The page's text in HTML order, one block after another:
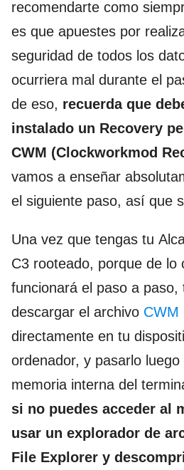
recomendarte como
es que apuestes por
seguridad de todos los
ocurriera mal durante el
de eso, recuerda que
instalado un Recovery
CWM (Clockworkmod
vamos a enseñar
el siguiente paso, así que
Una vez que tengas tu
C3 rooteado, porque de lo
funcionará el paso a paso,
descargar el archivo CWM
directamente en tu
ordenador, y pasarlo
memoria interna del
si no puedes acceder al
usar un explorador de
File Explorer y